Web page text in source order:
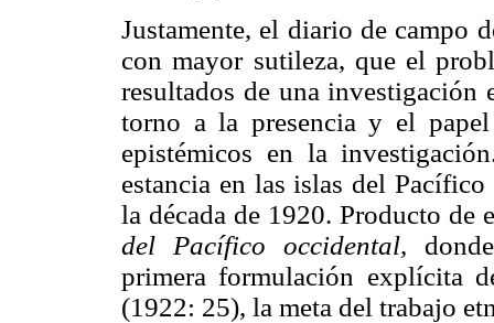
Justamente, el diario de campo
con mayor sutileza, que el
resultados de una investigación
torno a la presencia y el
epistémicos en la
estancia en las islas del
la década de 1920. Producto de
del Pacífico occidental,
primera formulación explícita
(1922: 25), la meta del trabajo